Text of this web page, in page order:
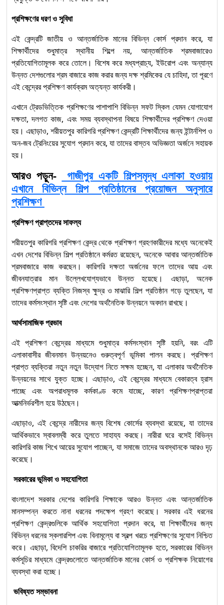
প্রশিক্ষণের ধরণ ও সুবিধা
এই কেন্দ্রটি জাতীয় ও আন্তর্জাতিক মানের বিভিন্ন কোর্স প্রদান করে, যা
শিক্ষার্থীদের শুধুমাত্র স্থানীয় শিল্পে নয়, আন্তর্জাতিক শ্রমবাজারেও
প্রতিযোগিতামূলক করে তোলে। বিশেষ করে মধ্যপ্রাচ্য, ইউরোপ এবং অন্যান্য
উন্নত দেশগুলোর শ্রম বাজারে কাজ করার জন্য দক্ষ শ্রমিকের যে চাহিদা, তা পূরণে
এই কেন্দ্রের প্রশিক্ষণ কার্যক্রম অত্যন্ত কার্যকরী।
এখানে ট্রেডভিত্তিক প্রশিক্ষণের পাশাপাশি বিভিন্ন সফট স্কিল যেমন যোগাযোগ
দক্ষতা, দলগত কাজ, এবং সময় ব্যবস্থাপনা বিষয়ে শিক্ষার্থীদের প্রশিক্ষণ দেওয়া
হয়। এছাড়াও, শরীয়তপুর কারিগরি প্রশিক্ষণ কেন্দ্রটি শিক্ষার্থীদের জন্য ইন্টার্নশিপ ও
অন-জব ট্রেনিংয়ের সুযোগ প্রদান করে, যা তাদের বাস্তব অভিজ্ঞতা অর্জনে সহায়ক
হয়।
আরও পড়ুন-
গাজীপুর একটি শিল্পসমৃদ্ধ এলাকা হওয়ায়
এখানে বিভিন্ন শিল্প প্রতিষ্ঠানের প্রয়োজন অনুসারে
প্রশিক্ষণ
প্রশিক্ষণ প্রাপ্তদের সাফল্য
শরীয়তপুর কারিগরি প্রশিক্ষণ কেন্দ্র থেকে প্রশিক্ষণ গ্রহণকারীদের মধ্যে অনেকেই
এখন দেশের বিভিন্ন শিল্প প্রতিষ্ঠানে কর্মরত রয়েছেন, অনেকে আবার আন্তর্জাতিক
শ্রমবাজারে কাজ করছেন। কারিগরি দক্ষতা অর্জনের ফলে তাদের আয় এবং
জীবনযাত্রার মান উল্লেখযোগ্যভাবে উন্নত হয়েছে। এছাড়া, অনেক
প্রশিক্ষণপ্রাপ্ত ব্যক্তি নিজস্ব ক্ষুদ্র ও মাঝারি শিল্প প্রতিষ্ঠান গড়ে তুলছেন, যা
তাদের কর্মসংস্থান সৃষ্টি এবং দেশের অর্থনৈতিক উন্নয়নে অবদান রাখছে।
আর্থসামাজিক প্রভাব
এই প্রশিক্ষণ কেন্দ্রের মাধ্যমে শুধুমাত্র কর্মসংস্থান সৃষ্টি হয়নি, বরং এটি
এলাকাবাসীর জীবনমান উন্নয়নেও গুরুত্বপূর্ণ ভূমিকা পালন করছে। প্রশিক্ষণ
প্রাপ্ত ব্যক্তিরা নতুন নতুন উদ্যোগ নিতে সক্ষম হচ্ছেন, যা এলাকার অর্থনৈতিক
উন্নয়নের সাথে যুক্ত হচ্ছে। এছাড়াও, এই কেন্দ্রের মাধ্যমে বেকারত্ব হ্রাস
পাচ্ছে এবং অপরাধমূলক কর্মকাণ্ড কমে যাচ্ছে, কারণ প্রশিক্ষণপ্রাপ্তরা
আত্মনির্ভরশীল হয়ে উঠছেন।
এছাড়াও, এই কেন্দ্রে নারীদের জন্য বিশেষ কোর্সের ব্যবস্থা রয়েছে, যা তাদের
আর্থিকভাবে স্বাবলম্বী করে তুলতে সাহায্য করছে। নারীরা ঘরে বসেই বিভিন্ন
কারিগরি কাজ শিখে আয়ের সুযোগ পাচ্ছেন, যা সমাজে তাদের অবস্থানকে আরও দৃঢ়
করেছে।
সরকারের ভূমিকা ও সহযোগিতা
বাংলাদেশ সরকার দেশের কারিগরি শিক্ষাকে আরও উন্নত এবং আন্তর্জাতিক
মানসম্পন্ন করতে নানা ধরনের পদক্ষেপ গ্রহণ করেছে। সরকার এই ধরনের
প্রশিক্ষণ কেন্দ্রগুলিকে আর্থিক সহযোগিতা প্রদান করে, যা শিক্ষার্থীদের জন্য
বিভিন্ন ধরনের স্কলারশিপ এবং বিনামূল্যে বা স্বল্প খরচে প্রশিক্ষণের সুযোগ নিশ্চিত
করে। এছাড়া, বিদেশি চাকরির বাজারে প্রতিযোগিতামূলক হতে, সরকারের বিভিন্ন
কর্মসূচির মাধ্যমে কেন্দ্রগুলোতে আন্তর্জাতিক মানের কোর্স ও প্রশিক্ষক নিয়োগের
ব্যবস্থা করা হচ্ছে।
ভবিষ্যত সম্ভাবনা